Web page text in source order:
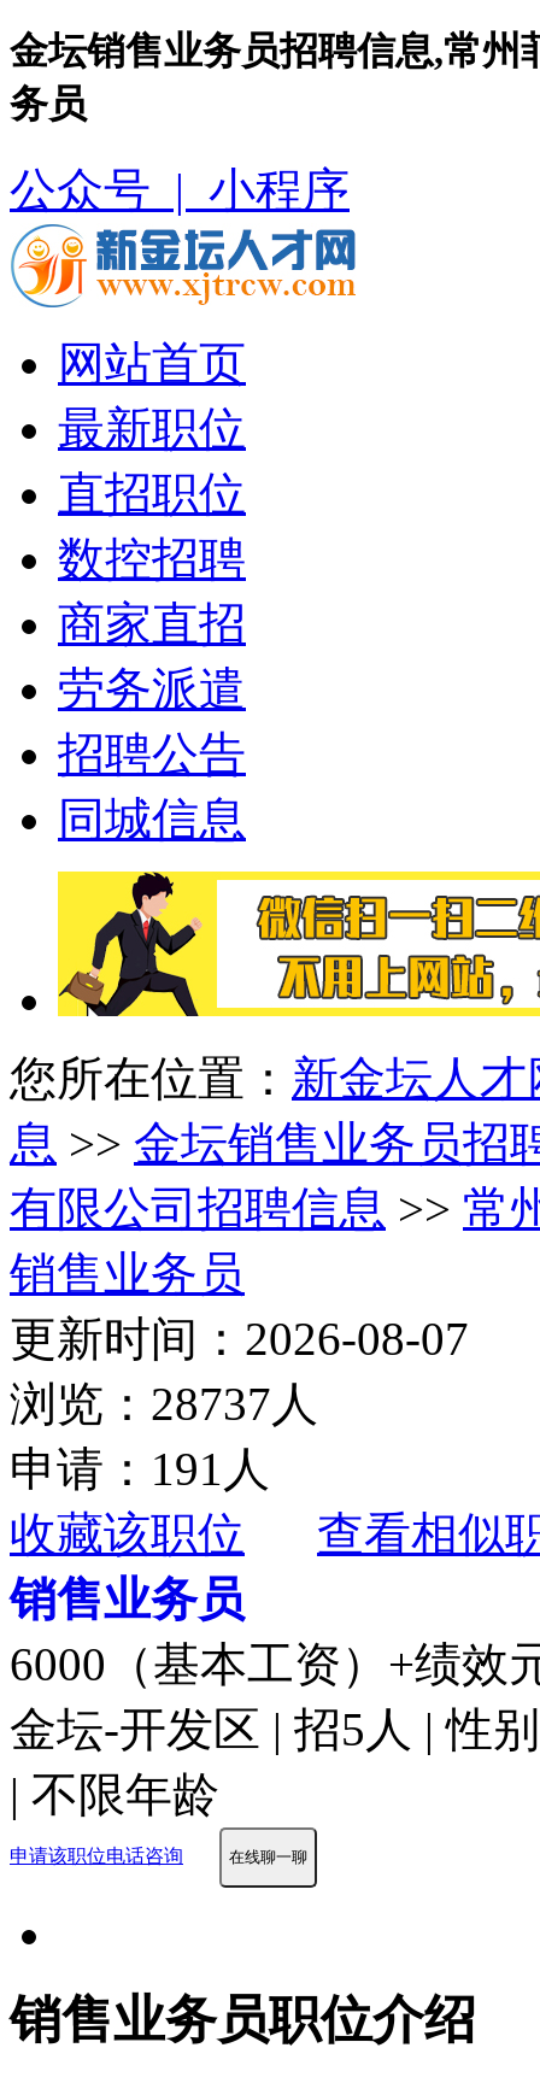
金坛销售业务员招聘信息,常
务员
公众号 | 小程序
网站首页
最新职位
直招职位
数控招聘
商家直招
劳务派遣
招聘公告
同城信息
您所在位置： 新金坛人才
息 >> 金坛销售业务员招
有限公司招聘信息 >> 常
销售业务员
更新时间：2026-08-07
浏览：28737人
申请：191人
收藏该职位
查看相似
销售业务员
6000（基本工资）+绩效
金坛-开发区 | 招5人 | 性
| 不限年龄
申请该职位电话咨询 在线聊一聊
销售业务员职位介绍